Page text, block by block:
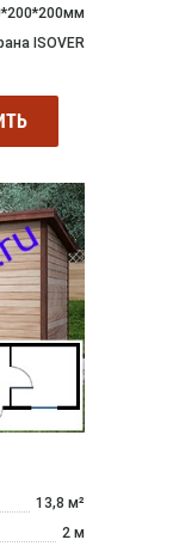
ISOVER
13,8 м²
2 м